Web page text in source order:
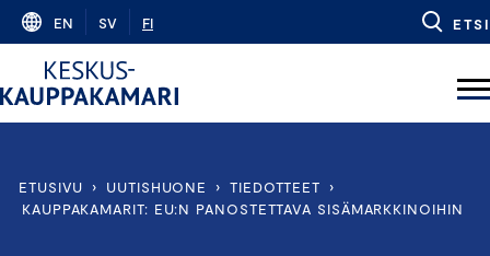
Skip
content
EN SV FI ETSI
ETUSIVU › UUTISHUONE › TIEDOTTEET
›
KAUPPAKAMARIT: EU:N PANOSTETTAVA SISÄMARKKINOIHIN